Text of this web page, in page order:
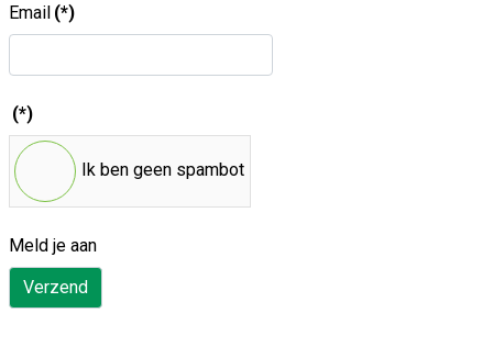
Email (*)
(*)
Ik ben geen spambot
Meld je aan
Verzend